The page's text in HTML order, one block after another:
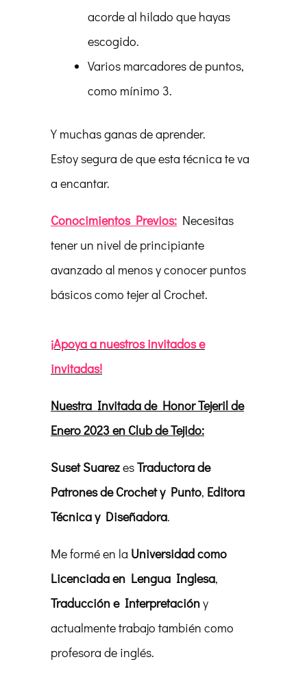
acorde al hilado que hayas
escogido.
Varios marcadores de puntos,
como mínimo 3.
Y muchas ganas de aprender.
Estoy segura de que esta técnica te va
a encantar.
Conocimientos Previos: Necesitas
tener un nivel de principiante
avanzado al menos y conocer puntos
básicos como tejer al Crochet.
¡Apoya a nuestros invitados e
invitadas!
Nuestra Invitada de Honor Tejeril de
Enero 2023 en Club de Tejido:
Suset SuarezesTraductora de
Patrones de Crochet y Punto, Editora
Técnica y Diseñadora.
Me formé en la Universidad como
Licenciada en Lengua Inglesa,
Traducción e Interpretacióny
actualmente trabajo también como
profesora de inglés.